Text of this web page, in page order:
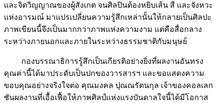
และจิตวิญญาณของผู้สังเกต จนศิลปินต้องหยิบเส้น สี และจังหวะ
แห่งอารมณ์ มาแปรเปลี่ยนความรู้สึกเหล่านั้นให้กลายเป็นศิลปะ
ภาพเขียนนี้จึงเป็นมากกว่าภาพแห่งความงาม แต่คือสื่อกลาง
ระหว่างภายนอกและภายในระหว่างธรรมชาติกับมนุษย์
กองบรรณาธิการรู้สึกเป็นเกียรติอย่างยิ่งที่ผลงานอันทรง
คุณค่านี้ได้มาประดับเป็นปกของวารสารฯ และขอแสดงความ
ขอบคุณอย่างจริงใจต่อ คุณมงคล ปุณณรัตนกุล เจ้าของคอลเลก
ชันผลงานที่เอื้อเฟื้อให้ภาพศิลป์แห่งแรงบันดาลใจนี้ได้มีโอกาส